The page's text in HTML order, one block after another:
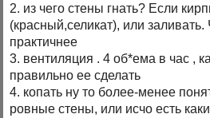
2. из чего стены гнать? Если
(красный,селикат), или
практичнее
3. вентиляция . 4 об*ема в час ,
правильно ее сделать
4. копать ну то более-менее
ровные стены, или исчо есть